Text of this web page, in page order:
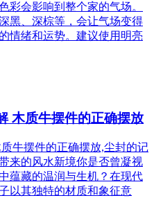
彩会影响到整个家的气场。
黑、深棕等，会让气场变得
情绪和运势。建议使用明亮
木质牛摆件的正确摆放
牛摆件的正确摆放,尘封的记
的风水新境你是否曾凝视
蕴藏的温润与生机？在现代
以其独特的材质和象征意